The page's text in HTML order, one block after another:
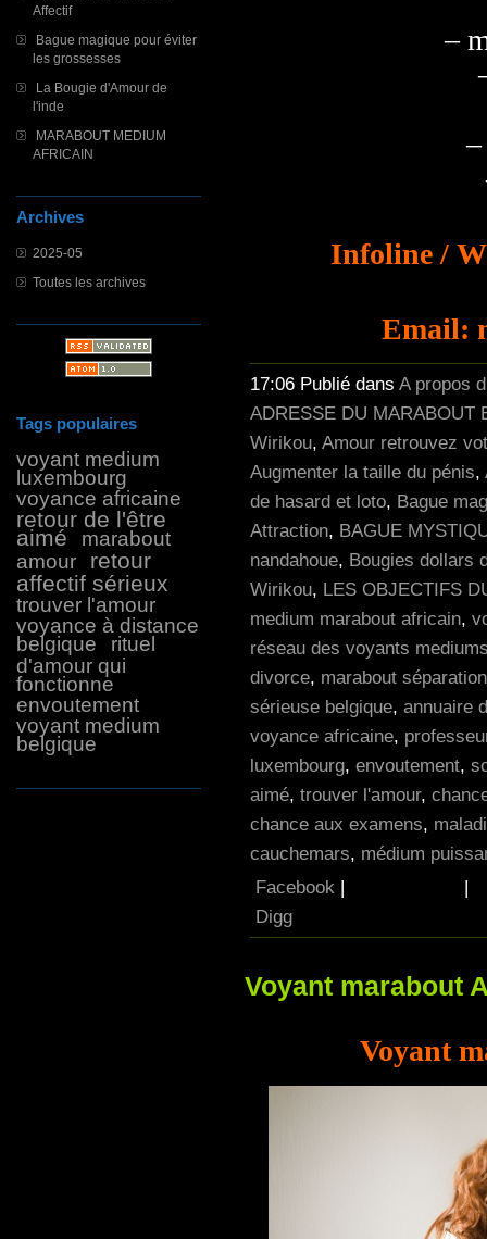
Affectif
Bague magique pour éviter
les grossesses
La Bougie d'Amour de
l'inde
MARABOUT MEDIUM
AFRICAIN
Archives
2025-05
Toutes les archives
Tags populaires
voyant medium
luxembourg
voyance africaine
retour de l'être
aimé
marabout
amour
retour
affectif sérieux
trouver l'amour
voyance à distance
belgique
rituel
d'amour qui
fonctionne
envoutement
voyant medium
belgique
–
Infoline /
Email:
17:06 Publié dans A propos
ADRESSE DU MARABOUT
Wirikou, Amour retrouvez
Augmenter la taille du pénis,
de hasard et loto, Bague
Attraction, BAGUE
nandahoue, Bougies dollars
Wirikou, LES OBJECTIFS
medium marabout africain,
réseau des voyants
divorce, marabout séparation
sérieuse belgique, annuaire
voyance africaine,
luxembourg, envoutement,
aimé, trouver l'amour,
chance aux examens,
cauchemars, médium
Facebook |
|
Digg
Voyant marabout
Voyant